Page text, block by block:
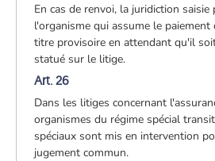
En cas de renvoi, la juridiction saisie
l'organisme qui assume le
titre provisoire en attendant qu'il
statué sur le litige.
Art. 26
Dans les litiges concernant
organismes du régime spécial
spéciaux sont mis en intervention
jugement commun.